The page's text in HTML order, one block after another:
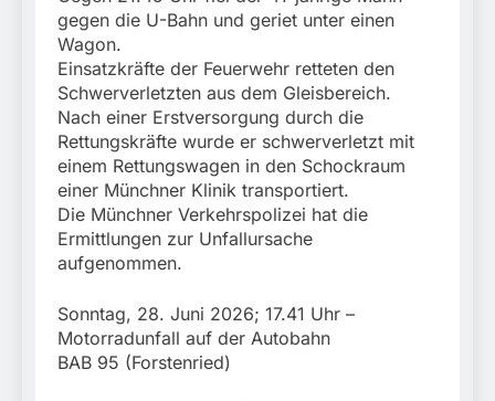
gegen die U-Bahn und geriet unter einen
Wagon.
Einsatzkräfte der Feuerwehr retteten den
Schwerverletzten aus dem Gleisbereich.
Nach einer Erstversorgung durch die
Rettungskräfte wurde er schwerverletzt mit
einem Rettungswagen in den Schockraum
einer Münchner Klinik transportiert.
Die Münchner Verkehrspolizei hat die
Ermittlungen zur Unfallursache
aufgenommen.
Sonntag, 28. Juni 2026; 17.41 Uhr –
Motorradunfall auf der Autobahn
BAB 95 (Forstenried)